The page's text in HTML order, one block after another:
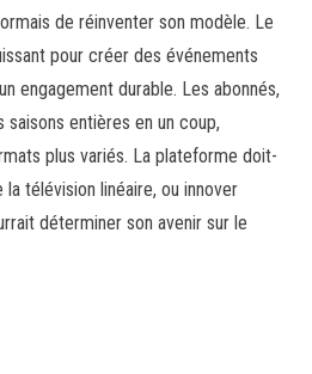
de réinventer son modèle. Le
pour créer des événements
engagement durable. Les abonnés,
entières en un coup,
plus variés. La plateforme doit-
télévision linéaire, ou innover
déterminer son avenir sur le